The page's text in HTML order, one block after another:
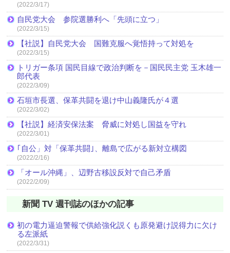
(2022/3/17)
自民党大会 参院選勝利へ「先頭に立つ」
(2022/3/15)
【社説】自民党大会 国難克服へ覚悟持って対処を
(2022/3/15)
トリガー条項 国民目線で政治判断を－国民民主党 玉木雄一
郎代表
(2022/3/09)
石垣市長選、保革共闘を退け中山義隆氏が４選
(2022/3/02)
【社説】経済安保法案 脅威に対処し国益を守れ
(2022/3/01)
｢自公」対「保革共闘｣、離島で広がる新対立構図
(2022/2/16)
「オール沖縄」、辺野古移設反対で自己矛盾
(2022/2/09)
新聞 TV 週刊誌のほかの記事
初の電力逼迫警報で供給強化説くも原発避け説得力に欠け
る左派紙
(2022/3/31)